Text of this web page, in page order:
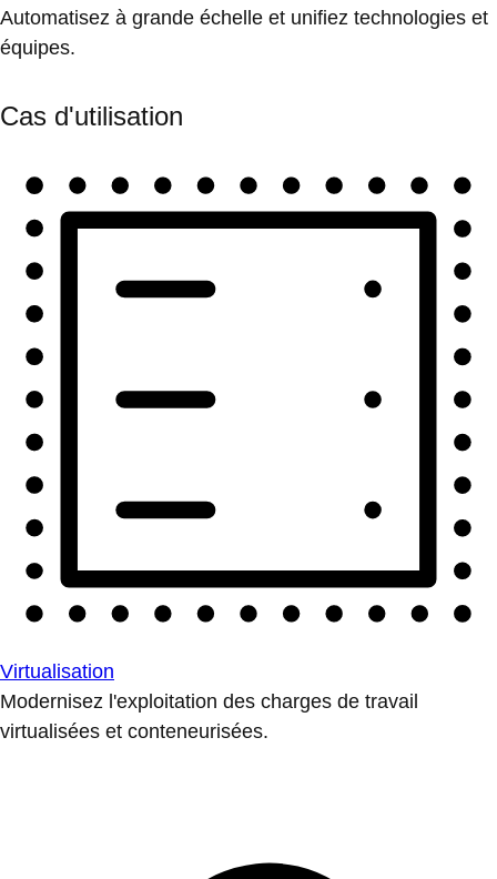
Automatisez à grande échelle et unifiez technologies et
équipes.
Cas d'utilisation
Virtualisation
Modernisez l'exploitation des charges de travail
virtualisées et conteneurisées.